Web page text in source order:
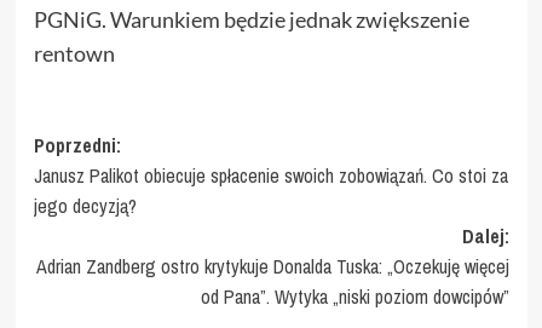
PGNiG. Warunkiem będzie jednak zwiększenie
rentown
Zobacz
wpisy
Poprzedni:
Janusz Palikot obiecuje spłacenie swoich zobowiązań. Co stoi za
jego decyzją?
Dalej:
Adrian Zandberg ostro krytykuje Donalda Tuska: „Oczekuję więcej
od Pana”. Wytyka „niski poziom dowcipów”